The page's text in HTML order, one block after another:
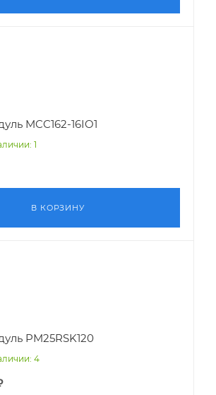
MCC162-16IO1
1
В КОРЗИНУ
PM25RSK120
4